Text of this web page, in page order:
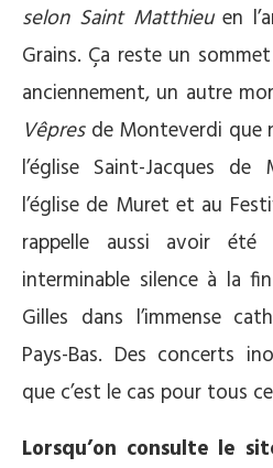
selon Saint Matthieuen
Grains. Ça reste un
anciennement, un autre
Vêpresde Monteverdi que
l’église Saint-Jacques de
l’église de Muret et au
rappelle aussi avoir été
interminable silence à la
Gilles dans l’immense
Pays-Bas. Des concerts
que c’est le cas pour tous
Lorsqu’on consulte le